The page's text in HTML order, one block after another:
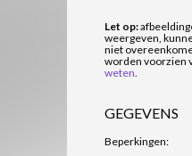
Let op:
weergeven,
niet
worden voorzien
weten.
GEGEVENS
Beperkingen: